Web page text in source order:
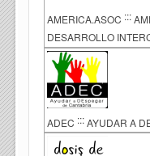
AMERICA.ASOC :::
DESARROLLO
ADEC ::: AYUDAR A